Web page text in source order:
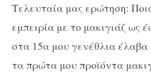
Τελευταία μας ερώτηση:
εμπειρία με το μακιγιάζ ως
στα 15α μου γενέθλια
τα πρώτα μου προϊόντα